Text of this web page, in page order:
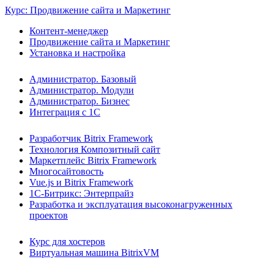
Курс: Продвижение сайта и Маркетинг
Контент-менеджер
Продвижение сайта и Маркетинг
Установка и настройка
Администратор. Базовый
Администратор. Модули
Администратор. Бизнес
Интеграция с 1С
Разработчик Bitrix Framework
Технология Композитный сайт
Маркетплейс Bitrix Framework
Многосайтовость
Vue.js и Bitrix Framework
1С-Битрикс: Энтерпрайз
Разработка и эксплуатация высоконагруженных
проектов
Курс для хостеров
Виртуальная машина BitrixVM